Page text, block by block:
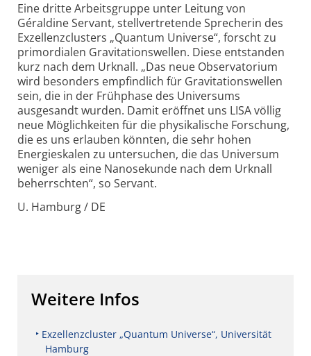
Eine dritte Arbeitsgruppe unter Leitung von
Géraldine Servant, stellvertretende Sprecherin des
Exzellenzclusters „Quantum Universe“, forscht zu
primordialen Gravitationswellen. Diese entstanden
kurz nach dem Urknall. „Das neue Observatorium
wird besonders empfindlich für Gravitationswellen
sein, die in der Frühphase des Universums
ausgesandt wurden. Damit eröffnet uns LISA völlig
neue Möglichkeiten für die physikalische Forschung,
die es uns erlauben könnten, die sehr hohen
Energieskalen zu untersuchen, die das Universum
weniger als eine Nanosekunde nach dem Urknall
beherrschten“, so Servant.
U. Hamburg / DE
Weitere Infos
Exzellenzcluster „Quantum Universe“, Universität
Hamburg